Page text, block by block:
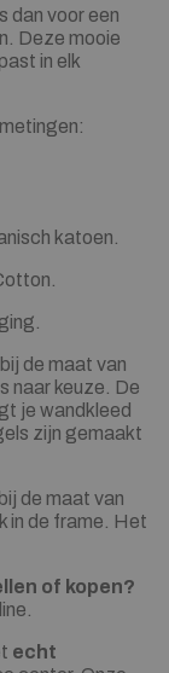
dan voor een
Deze mooie
in elk
katoen.
de maat van
naar keuze. De
je wandkleed
zijn gemaakt
de maat van
in de frame. Het
of kopen?
echt